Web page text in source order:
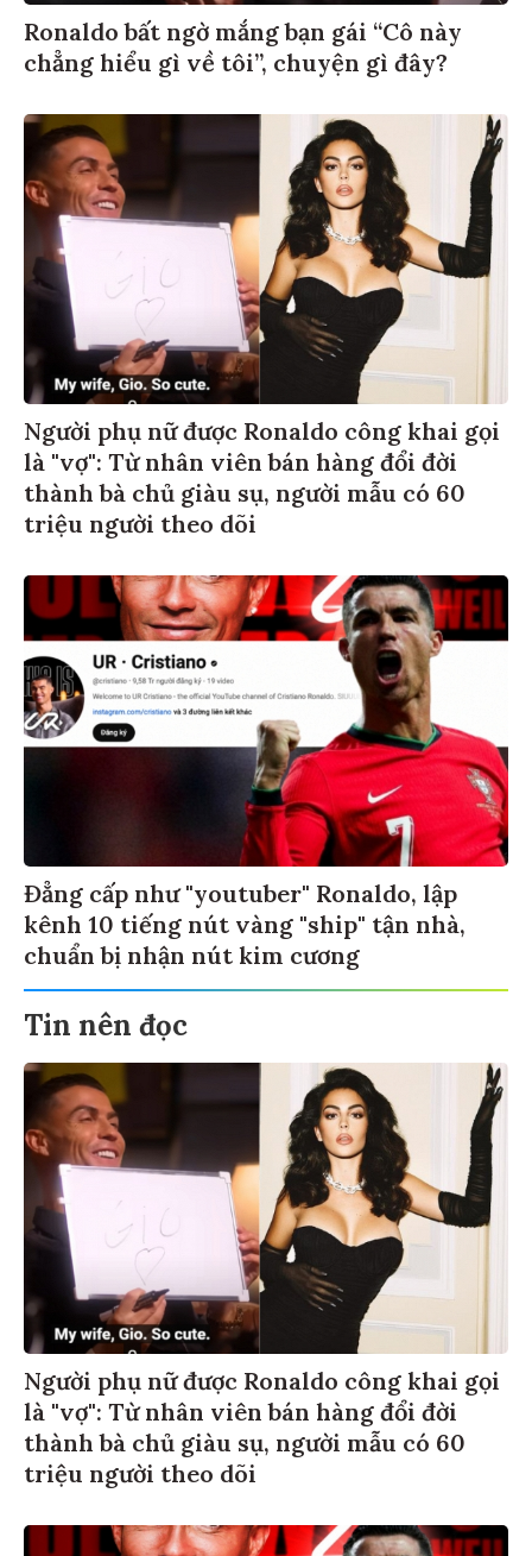
Ronaldo bất ngờ mắng bạn gái “Cô này
chẳng hiểu gì về tôi”, chuyện gì đây?
Người phụ nữ được Ronaldo công khai gọi
là "vợ": Từ nhân viên bán hàng đổi đời
thành bà chủ giàu sụ, người mẫu có 60
triệu người theo dõi
Đẳng cấp như "youtuber" Ronaldo, lập
kênh 10 tiếng nút vàng "ship" tận nhà,
chuẩn bị nhận nút kim cương
Tin nên đọc
Người phụ nữ được Ronaldo công khai gọi
là "vợ": Từ nhân viên bán hàng đổi đời
thành bà chủ giàu sụ, người mẫu có 60
triệu người theo dõi